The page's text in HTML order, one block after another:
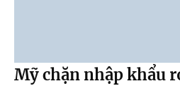
Mỹ chặn nhập khẩu